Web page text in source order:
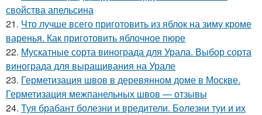
свойства апельсина
21. Что лучше всего приготовить из яблок на зиму кроме
варенья. Как приготовить яблочное пюре
22. Мускатные сорта винограда для Урала. Выбор сорта
винограда для выращивания на Урале
23. Герметизация швов в деревянном доме в Москве.
Герметизация межпанельных швов — отзывы
24. Туя брабант болезни и вредители. Болезни туи и их